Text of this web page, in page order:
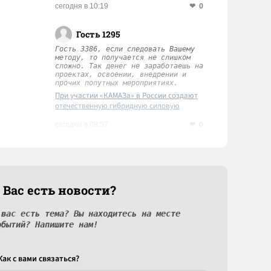
сегодня в 10:19 0
Гость 1295
Гость 3386, если следовать Вашему
методу, то получается не слишком
сложно. Так денег не заработаешь на
проектах, освоении, внедрении и
прочих попутных мероприятиях.
При участии «КАМАЗа» в России создают
отечественную гибридную силовую
есть новости?
есть тема? Вы находитесь на месте
Напишите нам!
c вами связаться?